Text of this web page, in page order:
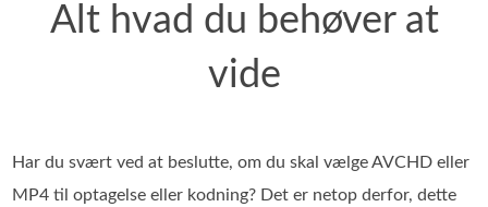
Alt hvad du behøver at
vide
Har du svært ved at beslutte, om du skal vælge AVCHD eller
MP4 til optagelse eller kodning? Det er netop derfor, dette